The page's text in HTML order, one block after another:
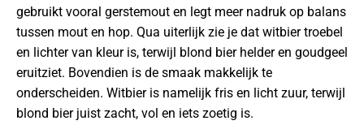
gebruikt vooral gerstemout en legt meer nadruk op balans
tussen mout en hop. Qua uiterlijk zie je dat witbier troebel
en lichter van kleur is, terwijl blond bier helder en goudgeel
eruitziet. Bovendien is de smaak makkelijk te
onderscheiden. Witbier is namelijk fris en licht zuur, terwijl
blond bier juist zacht, vol en iets zoetig is.